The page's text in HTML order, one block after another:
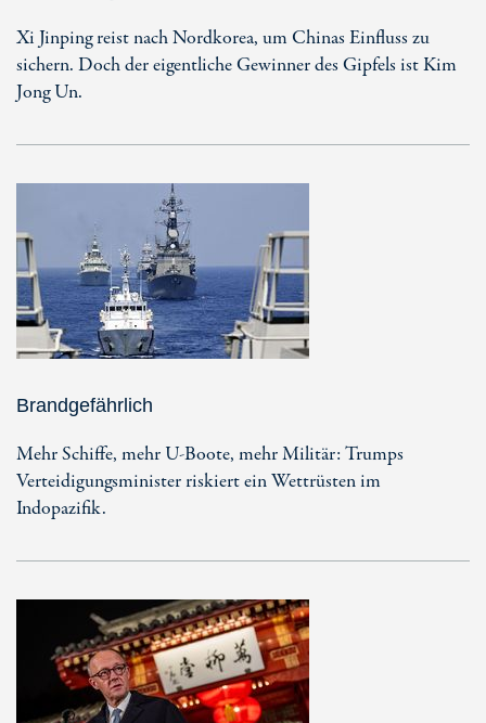
Xi Jinping reist nach Nordkorea, um Chinas Einfluss zu
sichern. Doch der eigentliche Gewinner des Gipfels ist Kim
Jong Un.
Brandgefährlich
Mehr Schiffe, mehr U-Boote, mehr Militär: Trumps
Verteidigungsminister riskiert ein Wettrüsten im
Indopazifik.